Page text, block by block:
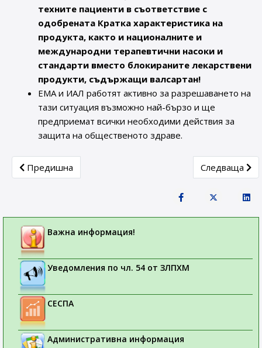
техните пациенти в съответствие с
одобрената Кратка характеристика на
продукта, както и националните и
международни терапевтични насоки и
стандарти вместо блокираните лекарствени
продукти, съдържащи валсартан!
EMA и ИАЛ работят активно за разрешаването на
тази ситуация възможно най-бързо и ще
предприемат всички необходими действия за
защита на общественото здраве.
Previous article: Споразумение за сътрудничество
Предишна Next article:
Следваща
Важна информация!
Уведомления по чл. 54 от ЗЛПХМ
СЕСПА
Административна информация